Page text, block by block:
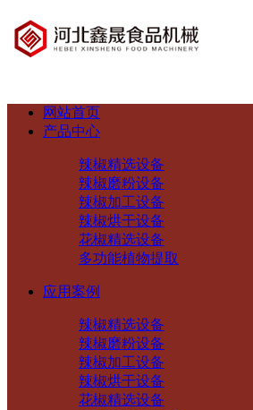
网站首页
产品中心
辣椒精选设备
辣椒磨粉设备
辣椒加工设备
辣椒烘干设备
花椒精选设备
多功能植物提取
应用案例
辣椒精选设备
辣椒磨粉设备
辣椒加工设备
辣椒烘干设备
花椒精选设备